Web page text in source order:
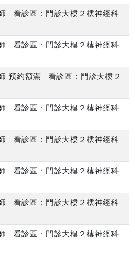
看診區：門診大樓２樓神經科
看診區：門診大樓２樓神經科
約額滿 看診區：門診大樓２
看診區：門診大樓２樓神經科
看診區：門診大樓２樓神經科
看診區：門診大樓２樓神經科
看診區：門診大樓２樓神經科
看診區：門診大樓２樓神經科